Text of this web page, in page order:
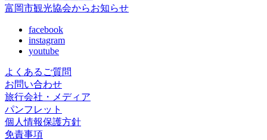
富岡市観光協会からお知らせ
facebook
instagram
youtube
よくあるご質問
お問い合わせ
旅行会社・メディア
パンフレット
個人情報保護方針
免責事項